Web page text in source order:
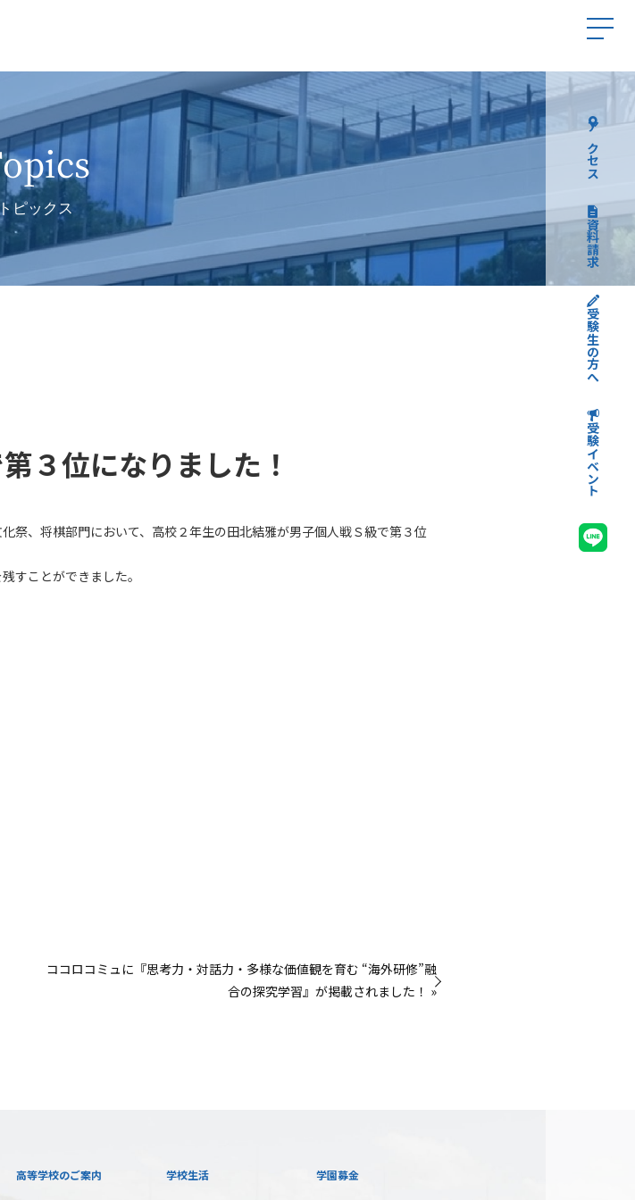
アクセス
資料請求
受験生の方へ
受験イベント
ピックス
３位になりました！
祭、将棋部門において、高校２年生の田北結雅が男子個人戦Ｓ級で第３位
すことができました。
ココロコミュに『思考力・対話力・多様な価値観を育む “海外研修”融
合の探究学習』が掲載されました！ »
高等学校のご案内 学校生活 学園募金